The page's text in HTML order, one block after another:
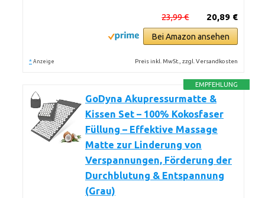
20,89 €
23,99 €
Bei Amazon ansehen
* Anzeige Preis inkl. MwSt., zzgl. Versandkosten
EMPFEHLUNG
GoDyna Akupressurmatte &
Kissen Set – 100% Kokosfaser
Füllung – Effektive Massage
Matte zur Linderung von
Verspannungen, Förderung der
Durchblutung & Entspannung
(Grau)